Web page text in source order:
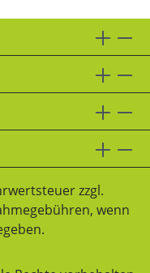
zzgl.
wenn